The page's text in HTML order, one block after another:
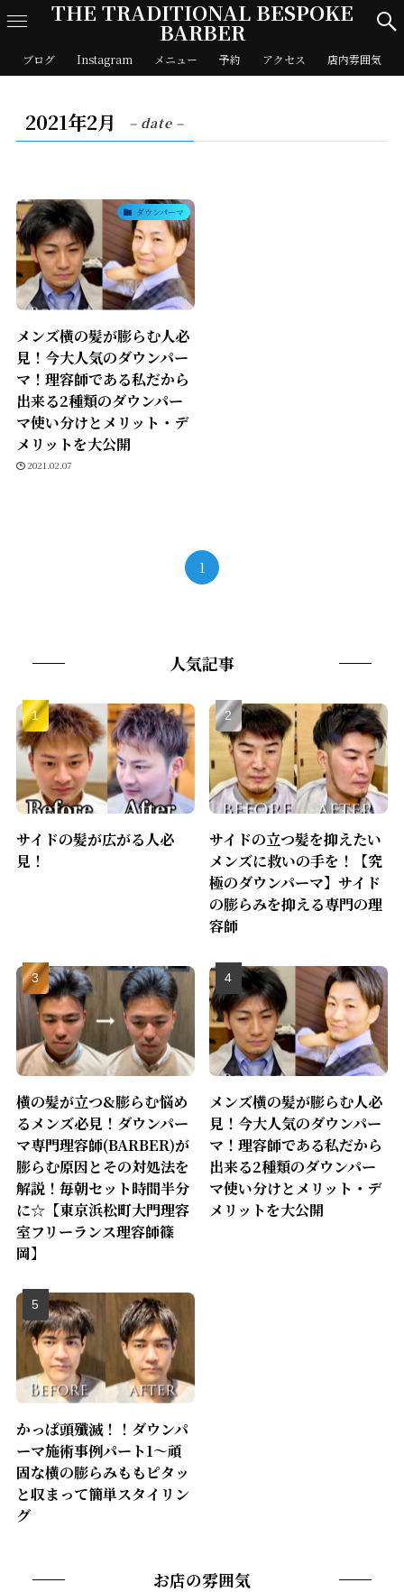
THE TRADITIONAL BESPOKE
BARBER
ブログ Instagram メニュー 予約 アクセス 店内雰囲気
2021年2月 – date –
ダウンパーマ
メンズ横の髪が膨らむ人必
見！今大人気のダウンパー
マ！理容師である私だから
出来る2種類のダウンパー
マ使い分けとメリット・デ
メリットを大公開
2021.02.07
1
人気記事
サイドの髪が広がる人必
見！
サイドの立つ髪を抑えたい
メンズに救いの手を！【究
極のダウンパーマ】サイド
の膨らみを抑える専門の理
容師
横の髪が立つ&膨らむ悩め
るメンズ必見！ダウンパー
マ専門理容師(BARBER)が
膨らむ原因とその対処法を
解説！毎朝セット時間半分
に☆【東京浜松町大門理容
室フリーランス理容師篠
岡】
メンズ横の髪が膨らむ人必
見！今大人気のダウンパー
マ！理容師である私だから
出来る2種類のダウンパー
マ使い分けとメリット・デ
メリットを大公開
かっぱ頭殲滅！！ダウンパ
ーマ施術事例パート1〜頑
固な横の膨らみももピタッ
と収まって簡単スタイリン
グ
お店の雰囲気